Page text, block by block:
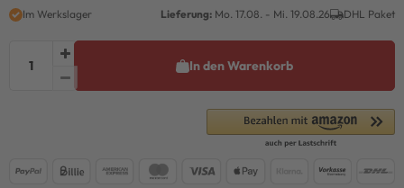
Im Werkslager Lieferung: Mo. 17.08. - Mi. 19.08.26 DHL Paket
In den Warenkorb